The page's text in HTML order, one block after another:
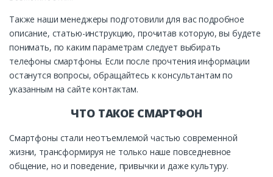
Также наши менеджеры подготовили для вас подробное
описание, статью-инструкцию, прочитав которую, вы будете
понимать, по каким параметрам следует выбирать
телефоны смартфоны. Если после прочтения информации
останутся вопросы, обращайтесь к консультантам по
указанным на сайте контактам.
ЧТО ТАКОЕ СМАРТФОН
Смартфоны стали неотъемлемой частью современной
жизни, трансформируя не только наше повседневное
общение, но и поведение, привычки и даже культуру.